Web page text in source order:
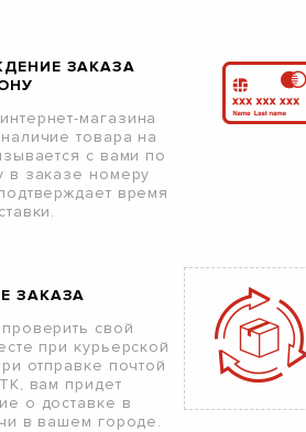
ЗАКАЗА
магазина
товара на
с вами по
в заказе номеру
время
ЗАКАЗА
свой
при курьерской
отправке почтой
вам придет
о доставке в
в вашем городе.